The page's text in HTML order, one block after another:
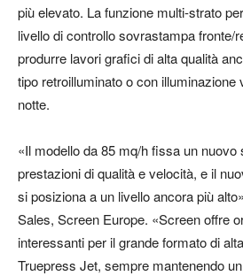
più elevato. La funzione multi-strato
livello di controllo sovrastampa fronte/
produrre lavori grafici di alta qualità
tipo retroilluminato o con illuminazione
notte.
«Il modello da 85 mq/h fissa un nuovo
prestazioni di qualità e velocità, e il
si posiziona a un livello ancora più
Sales, Screen Europe. «Screen offre
interessanti per il grande formato di
Truepress Jet, sempre mantenendo